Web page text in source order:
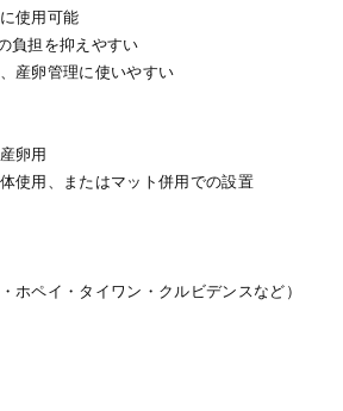
使用可能
負担を抑えやすい
産卵管理に使いやすい
卵用
使用、またはマット併用での設置
ホペイ・タイワン・クルビデンスなど）